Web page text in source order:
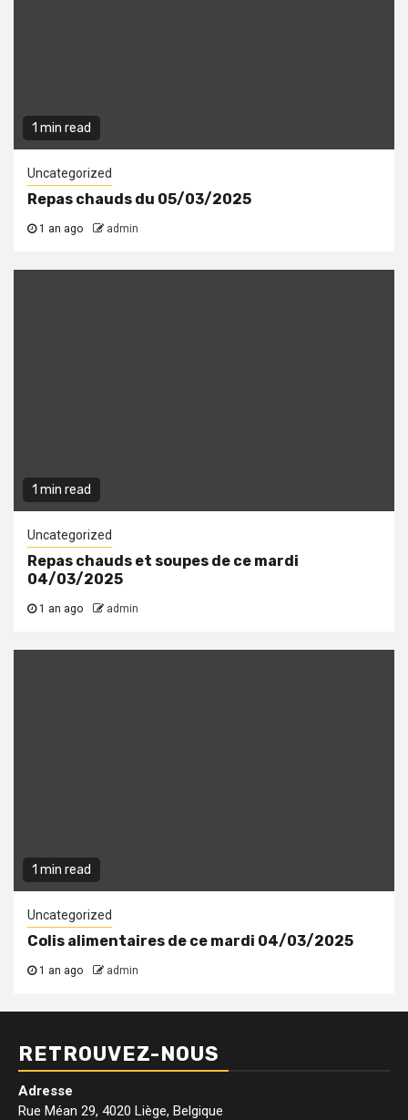
1 min read
Uncategorized
Repas chauds du 05/03/2025
1 an ago admin
1 min read
Uncategorized
Repas chauds et soupes de ce mardi
04/03/2025
1 an ago admin
1 min read
Uncategorized
Colis alimentaires de ce mardi 04/03/2025
1 an ago admin
RETROUVEZ-NOUS
Adresse
Rue Méan 29, 4020 Liège, Belgique